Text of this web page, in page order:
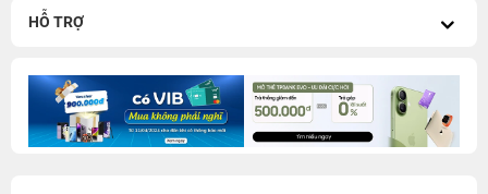
HỖ TRỢ